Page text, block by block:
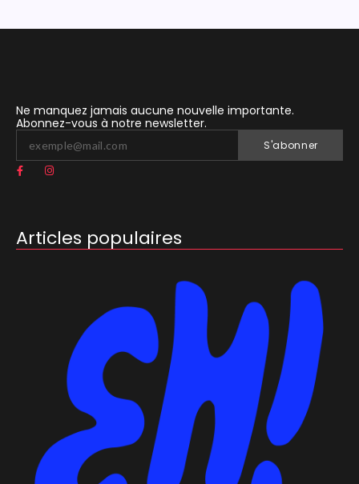
Ne manquez jamais aucune nouvelle importante.
Abonnez-vous à notre newsletter.
S'abonner
Articles populaires